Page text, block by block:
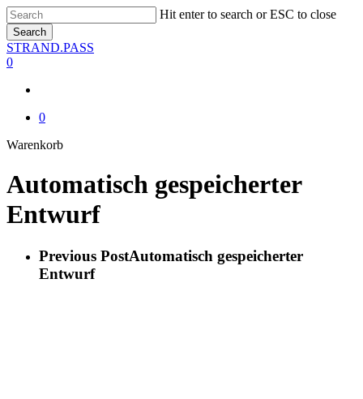
Skip
to
main
content
Hit enter to search or ESC to close
Search
Close
Search
STRAND.PASS
0
0
WarenkorbClose
Automatisch gespeicherter
Entwurf
Previous PostAutomatisch gespeicherter
Entwurf